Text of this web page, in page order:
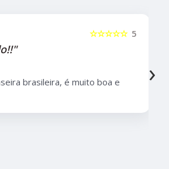
5
☆☆☆☆☆
brasileira, é muito boa e
›